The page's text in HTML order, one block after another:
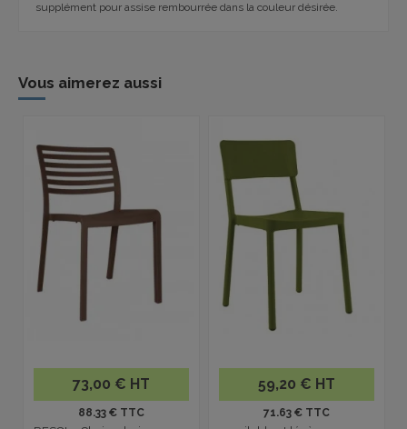
supplément pour assise rembourrée dans la couleur désirée.
Vous aimerez aussi
73,00 € HT
88.33 € TTC
59,20 € HT
71.63 € TTC